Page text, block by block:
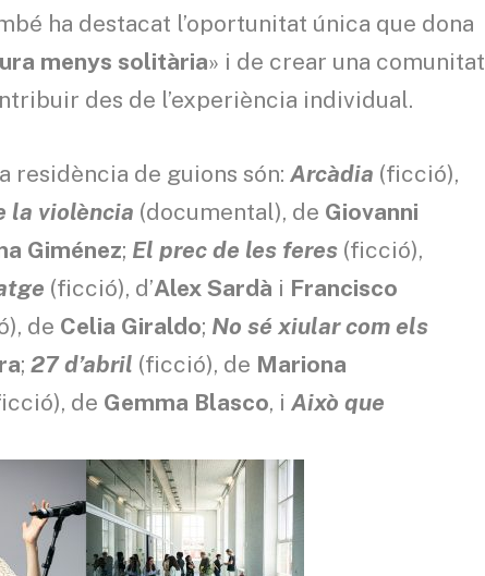
ha destacat l’oportunitat única que dona
menys solitària» i de crear una comunitat
des de l’experiència individual.
residència de guions són:Arcàdia (ficció),
la violència (documental), de Giovanni
Giménez; El prec de les feres (ficció),
(ficció), d’Alex Sardà i Francisco
de Celia Giraldo; No sé xiular com els
;27 d’abril (ficció), de Mariona
de Gemma Blasco, iAixò que